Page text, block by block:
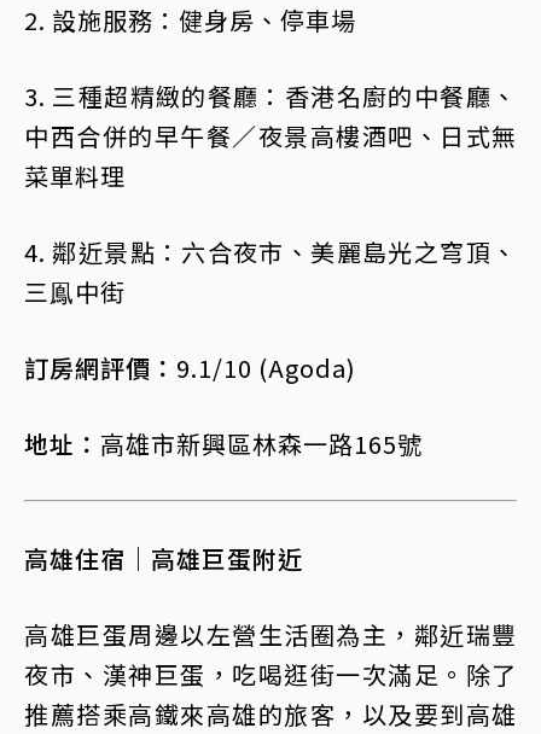
2. 設施服務：健身房、停車場
3. 三種超精緻的餐廳：香港名廚的中餐廳、
中西合併的早午餐／夜景高樓酒吧、日式無
菜單料理
4. 鄰近景點：六合夜市、美麗島光之穹頂、
三鳯中街
訂房網評價： 9.1/10 (Agoda)
地址： 高雄市新興區林森一路165號
高雄住宿｜高雄巨蛋附近
高雄巨蛋周邊以左營生活圈為主，鄰近瑞豐
夜市、漢神巨蛋，吃喝逛街一次滿足。除了
推薦搭乘高鐵來高雄的旅客，以及要到高雄